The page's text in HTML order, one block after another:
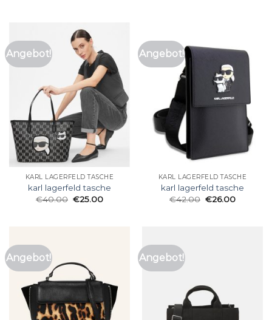
Angebot!
KARL LAGERFELD TASCHE
karl lagerfeld tasche
€40.00 €25.00
Angebot!
KARL LAGERFELD TASCHE
karl lagerfeld tasche
€42.00 €26.00
Angebot! Angebot!